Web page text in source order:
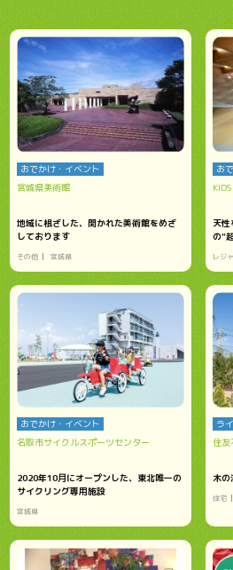
おでかけ・イベント
宮城県美術館
地域に根ざした、開かれた美術館をめざ
しております
その他 宮城県
お
天
の“
レジ
おでかけ・イベント
名取市サイクルスポーツセンター
2020年10月にオープンした、東北唯一の
サイクリング専用施設
宮城県
ラ
住
木の
住宅